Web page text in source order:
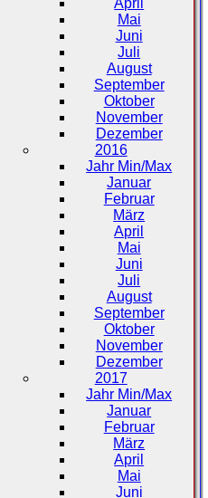
Mai
Juni
Juli
August
September
Oktober
November
Dezember
2016
Jahr Min/Max
Januar
Februar
März
April
Mai
Juni
Juli
August
September
Oktober
November
Dezember
2017
Jahr Min/Max
Januar
Februar
März
April
Mai
Juni